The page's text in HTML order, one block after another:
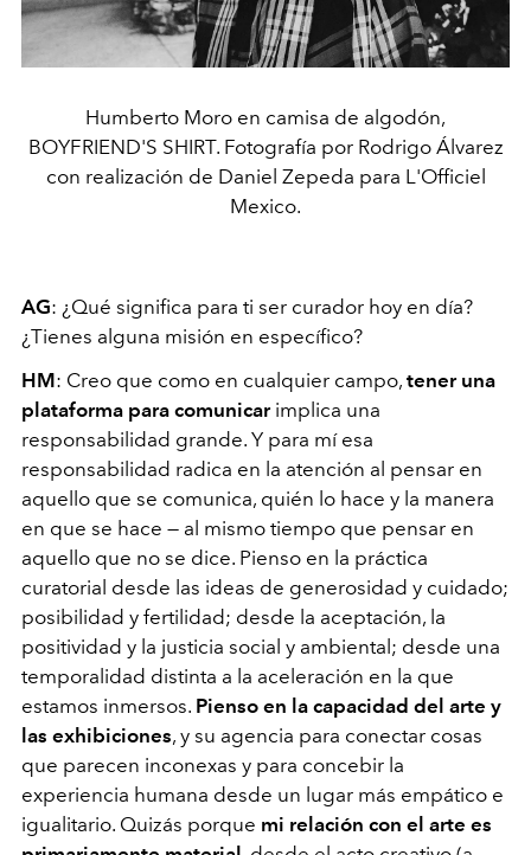
Humberto Moro en camisa de algodón,
BOYFRIEND'S SHIRT. Fotografía por Rodrigo Álvarez
con realización de Daniel Zepeda para L'Officiel
Mexico.
AG: ¿Qué significa para ti ser curador hoy en día?
¿Tienes alguna misión en específico?
HM: Creo que como en cualquier campo, tener una
plataforma para comunicarimplica una
responsabilidad grande. Y para mí esa
responsabilidad radica en la atención al pensar en
aquello que se comunica, quién lo hace y la manera
en que se hace — al mismo tiempo que pensar en
aquello que no se dice. Pienso en la práctica
curatorial desde las ideas de generosidad y cuidado;
posibilidad y fertilidad; desde la aceptación, la
positividad y la justicia social y ambiental; desde una
temporalidad distinta a la aceleración en la que
estamos inmersos. Pienso en la capacidad del arte y
las exhibiciones, y su agencia para conectar cosas
que parecen inconexas y para concebir la
experiencia humana desde un lugar más empático e
igualitario. Quizás porque mi relación con el arte es